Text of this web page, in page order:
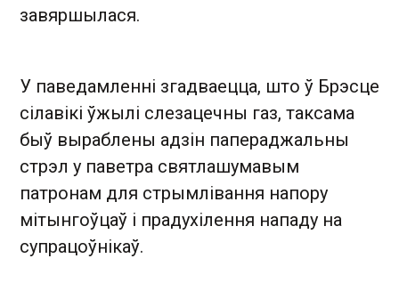
завяршылася.
У паведамленні згадваецца, што ў Брэсце
сілавікі ўжылі слезацечны газ, таксама
быў выраблены адзін папераджальны
стрэл у паветра святлашумавым
патронам для стрымлівання напору
мітынгоўцаў і прадухілення нападу на
супрацоўнікаў.